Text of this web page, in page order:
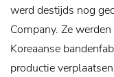
werd destijds nog
Company. Ze
Koreaanse
productie